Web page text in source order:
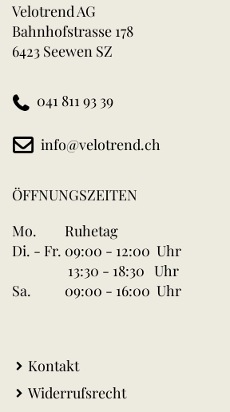
Velotrend AG
Bahnhofstrasse 178
6423 Seewen SZ
041 811 93 39
info@velotrend.ch
ÖFFNUNGSZEITEN
Mo.
Ruhetag
Di. - Fr. 09:00 - 12:00 Uhr
13:30 - 18:30 Uhr
Sa.
09:00 - 16:00 Uhr
Kontakt
Widerrufsrecht